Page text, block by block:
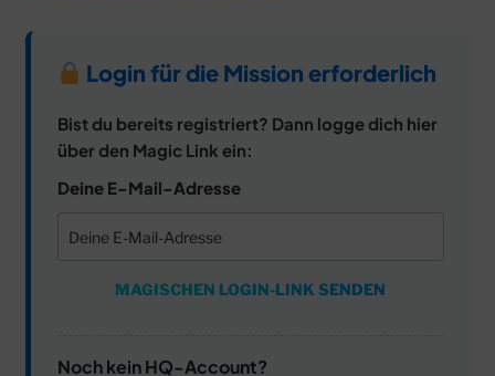
Login für die Mission erforderlich
Bist du bereits registriert? Dann logge dich hier
über den Magic Link ein:
Deine E-Mail-Adresse
MAGISCHEN LOGIN-LINK SENDEN
Noch kein HQ-Account?